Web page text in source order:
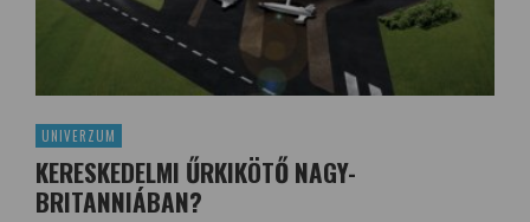
UNIVERZUM
KERESKEDELMI ŰRKIKÖTŐ NAGY-
BRITANNIÁBAN?